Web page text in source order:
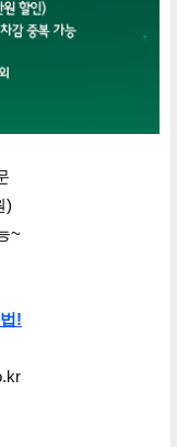
)
~
!